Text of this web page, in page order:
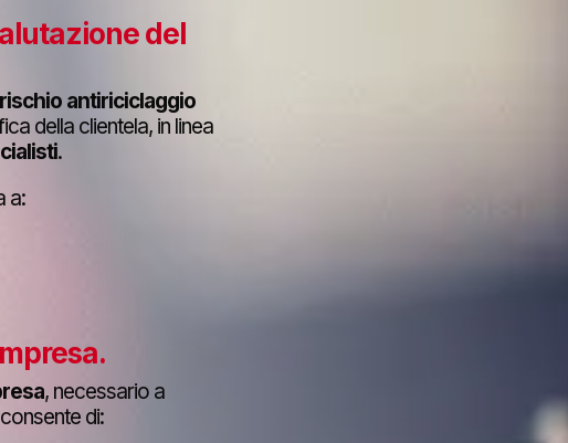
del
antiriciclaggio
della clientela, in linea
.
a:
.
, necessario a
di: